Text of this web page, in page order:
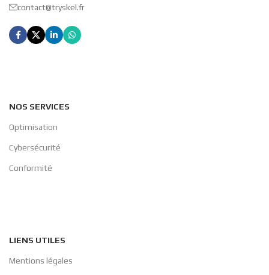
contact@tryskel.fr
NOS SERVICES
Optimisation
Cybersécurité
Conformité
LIENS UTILES
Mentions légales